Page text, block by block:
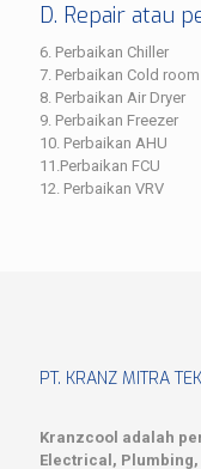
D. Repair atau
6. Perbaikan Chiller
7. Perbaikan Cold room
8. Perbaikan Air Dryer
9. Perbaikan Freezer
10. Perbaikan AHU
11.Perbaikan FCU
12. Perbaikan VRV
PT. KRANZ MITRA
Kranzcool adalah
Electrical,